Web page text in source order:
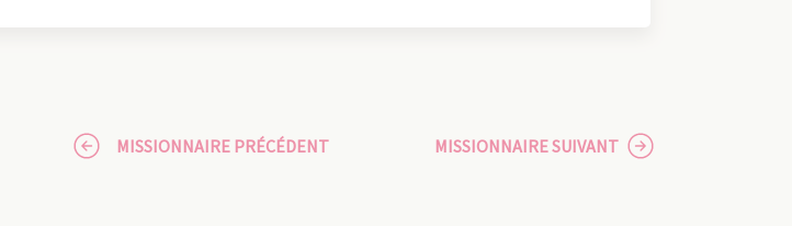
MISSIONNAIRE PRÉCÉDENT MISSIONNAIRE SUIVANT